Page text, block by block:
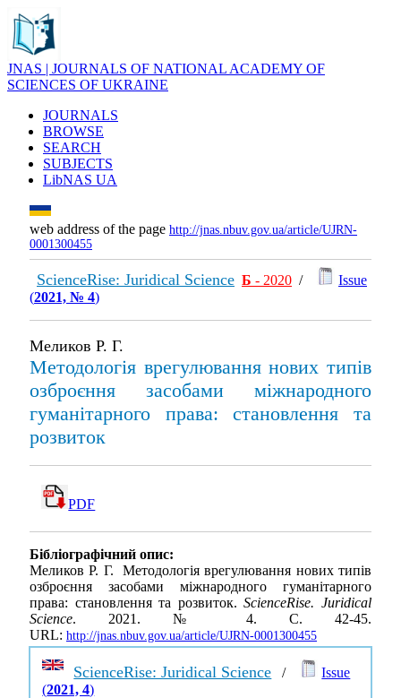
JNAS | JOURNALS OF NATIONAL ACADEMY OF
SCIENCES OF UKRAINE
JOURNALS
BROWSE
SEARCH
SUBJECTS
LibNAS UA
web address of the page http://jnas.nbuv.gov.ua/article/UJRN-
0001300455
ScienceRise: Juridical Science Б - 2020 /
Issue
(2021, № 4)
Меликов Р. Г.
Методологія врегулювання нових типів
озброєння засобами міжнародного
гуманітарного права: становлення та
розвиток
PDF
Бібліографічний опис:
Меликов Р. Г. Методологія врегулювання нових типів
озброєння засобами міжнародного гуманітарного
права: становлення та розвиток.ScienceRise. Juridical
Science. 2021. № 4. С. 42-45.
URL: http://jnas.nbuv.gov.ua/article/UJRN-0001300455
ScienceRise: Juridical Science /
Issue
(2021, 4)